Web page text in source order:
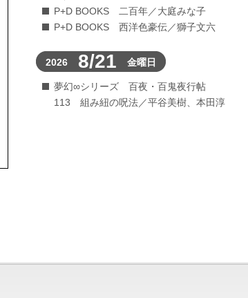
P+D BOOKS 二百年／大庭みな子
P+D BOOKS 西洋色豪伝／獅子文六
2026 8/21 金曜日
夢幻∞シリーズ 百夜・百鬼夜行帖
113 組み紐の呪法／平谷美樹、本田淳